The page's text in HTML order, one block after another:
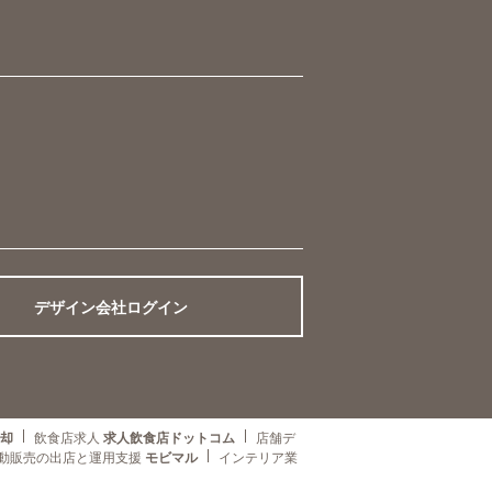
デザイン会社ログイン
飲食店求人 求人飲食店ドットコム
店舗デ
販売の出店と運用支援 モビマル
インテリア業